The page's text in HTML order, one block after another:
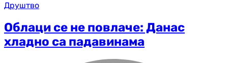
Друштво
Облаци се не повлаче: Данас
хладно са падавинама